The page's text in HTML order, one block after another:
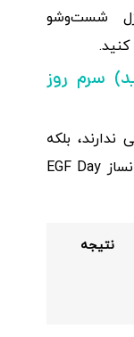
ژل شست‌وشو
سرم روز
بلکه
باعث افزایش اثربخشی سرم روز جوانساز EGF Day
نتیجه